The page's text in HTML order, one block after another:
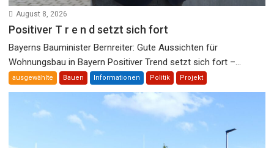
August 8, 2026
Positiver T r e n d setzt sich fort
Bayerns Bauminister Bernreiter: Gute Aussichten für
Wohnungsbau in Bayern Positiver Trend setzt sich fort –...
ausgewählte Bauen Informationen Politik Projekt